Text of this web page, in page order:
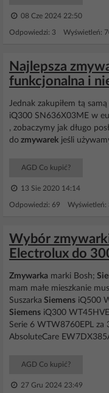
08 Cze 2024 22:50
Odpowiedzi: 3 Wyświetleń:
Najlepsza
funkcjonalna i
Jednak zakupiłem tą samą
iQ300 SN636X03ME w
, zobaczymy jak długo
do zmywarek jeśli
AGD Co kupić?
13 Sie 2020 14:14
Odpowiedzi: 69 Wyświetleń:
Wybór
Electrolux do
Zmywarka marki Bosh;
mam małe mieszkanie
Suszarka Siemens iQ500
Siemens iQ300
Serie 6 WTW8760EPL za
AbsoluteCare
AGD Co kupić?
27 Gru 2024 23:49